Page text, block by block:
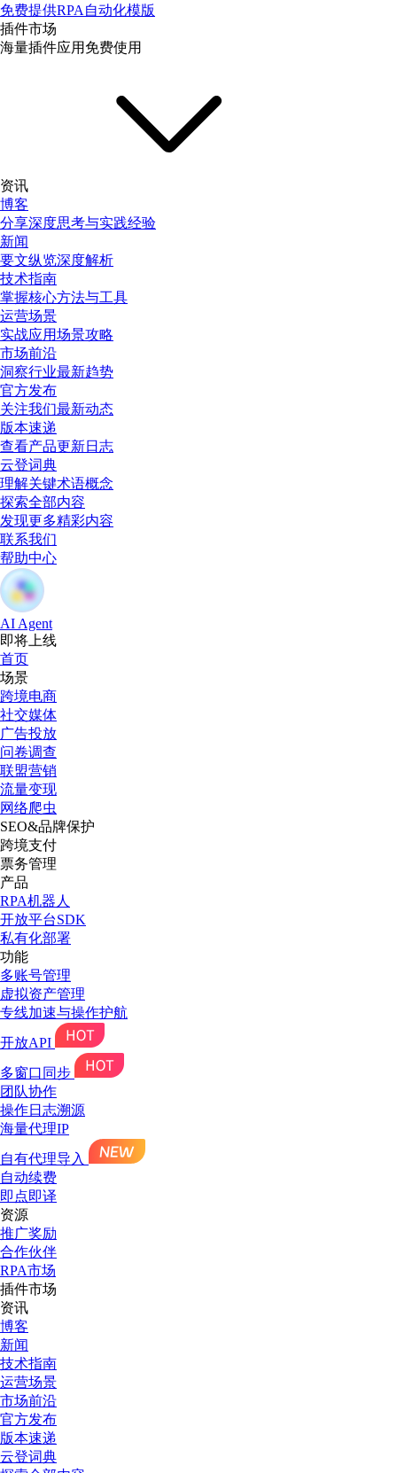
免费提供RPA自动化模版
插件市场
海量插件应用免费使用
资讯
博客
分享深度思考与实践经验
新闻
要文纵览深度解析
技术指南
掌握核心方法与工具
运营场景
实战应用场景攻略
市场前沿
洞察行业最新趋势
官方发布
关注我们最新动态
版本速递
查看产品更新日志
云登词典
理解关键术语概念
探索全部内容
发现更多精彩内容
联系我们
帮助中心
AI Agent
即将上线
首页
场景
跨境电商
社交媒体
广告投放
问卷调查
联盟营销
流量变现
网络爬虫
SEO&品牌保护
跨境支付
票务管理
产品
RPA机器人
开放平台SDK
私有化部署
功能
多账号管理
虚拟资产管理
专线加速与操作护航
开放API
多窗口同步
团队协作
操作日志溯源
海量代理IP
自有代理导入
自动续费
即点即译
资源
推广奖励
合作伙伴
RPA市场
插件市场
资讯
博客
新闻
技术指南
运营场景
市场前沿
官方发布
版本速递
云登词典